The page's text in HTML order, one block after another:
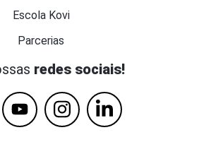
Escola Kovi
Parcerias
redes sociais!